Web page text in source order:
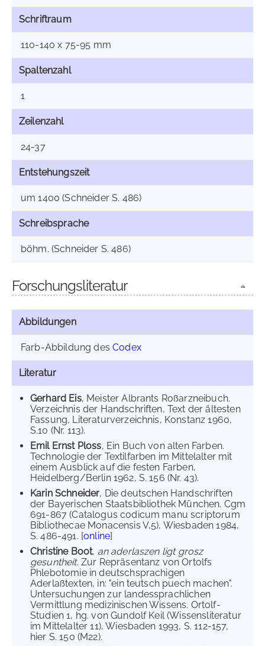
Schriftraum
110-140 x 75-95 mm
Spaltenzahl
1
Zeilenzahl
24-37
Entstehungszeit
um 1400 (Schneider S. 486)
Schreibsprache
böhm. (Schneider S. 486)
Forschungsliteratur
Abbildungen
Farb-Abbildung desCodex
Literatur
Gerhard Eis, Meister Albrants Roßarzneibuch.
Verzeichnis der Handschriften, Text der ältesten
Fassung, Literaturverzeichnis, Konstanz 1960,
S.10 (Nr. 113).
Emil Ernst Ploss, Ein Buch von alten Farben.
Technologie der Textilfarben im Mittelalter mit
einem Ausblick auf die festen Farben,
Heidelberg/Berlin 1962, S. 156 (Nr. 43).
Karin Schneider, Die deutschen Handschriften
der Bayerischen Staatsbibliothek München. Cgm
691-867 (Catalogus codicum manu scriptorum
Bibliothecae Monacensis V,5), Wiesbaden 1984,
S. 486-491. [online]
Christine Boot, an aderlaszen ligt grosz
gesuntheit. Zur Repräsentanz von Ortolfs
Phlebotomie in deutschsprachigen
Aderlaßtexten, in: "ein teutsch puech machen".
Untersuchungen zur landessprachlichen
Vermittlung medizinischen Wissens. Ortolf-
Studien 1, hg. von Gundolf Keil (Wissensliteratur
im Mittelalter 11), Wiesbaden 1993, S. 112-157,
hier S. 150 (M22).